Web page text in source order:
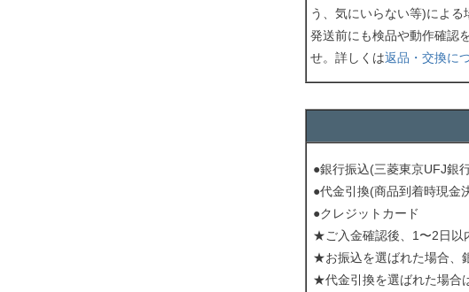
う、気にいらない等)による
発送前にも検品や動作確認
せ。詳しくは返品・交換に
●銀行振込(三菱東京UFJ銀
●代金引換(商品到着時現金
●クレジットカード
★ご入金確認後、1〜2日以
★お振込を選ばれた場合、
★代金引換を選ばれた場合